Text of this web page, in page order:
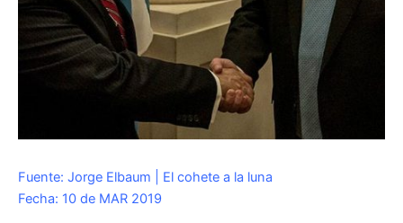
Fuente: Jorge Elbaum | El cohete a la luna
Fecha: 10 de MAR 2019